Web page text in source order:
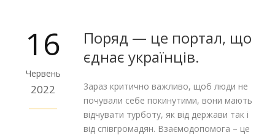
16
Червень
2022
Поряд — це портал, що
єднає українців.
3apaз критично важливо, щоб люди не
почували себе покинутими, вони мають
відчувати турботу, як від держави так і
від співгромадян. Взаємодопомога – це